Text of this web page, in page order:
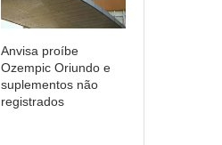
Anvisa proíbe
Ozempic Oriundo e
suplementos não
registrados